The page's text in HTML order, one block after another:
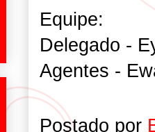
Equipe:
Delegado -
Agentes -
Postado por